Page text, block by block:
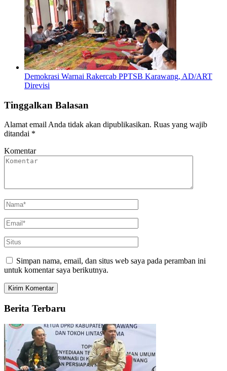
Demokrasi Warnai Rakercab PPTSB Karawang, AD/ART
Direvisi
Tinggalkan Balasan
Alamat email Anda tidak akan dipublikasikan. Ruas yang wajib
ditandai *
Komentar
Simpan nama, email, dan situs web saya pada peramban ini
untuk komentar saya berikutnya.
Berita Terbaru